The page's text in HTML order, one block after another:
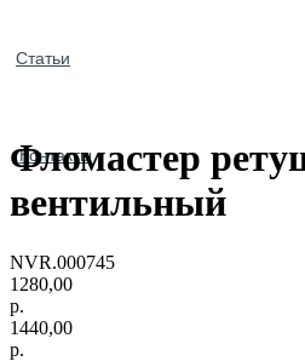
Статьи
Контакты
Фломастер
вентильный
NVR.000745
1280,00
р.
1440,00
р.